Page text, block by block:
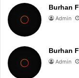
Burhan
Admin
Burhan
Admin